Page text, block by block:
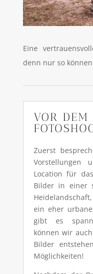
Eine
denn nur so
VOR DEM
Zuerst
Vorstellungen
Location für
Bilder in einer
ein eher
gibt es
können wir
Bilder
Möglichkeiten!